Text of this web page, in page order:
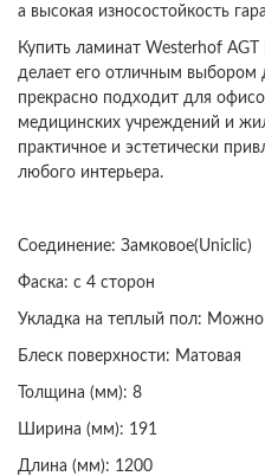
а высокая износостойкость
Купить ламинат Westerhof
делает его отличным выбором
прекрасно подходит для
медицинских учреждений и
практичное и эстетически
любого интерьера.
Соединение: Замковое(Uniclic)
Фаска: с 4 сторон
Укладка на теплый пол: Можно
Блеск поверхности: Матовая
Толщина (мм): 8
Ширина (мм): 191
Длина (мм): 1200